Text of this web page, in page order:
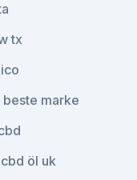
tx
marke
öl uk